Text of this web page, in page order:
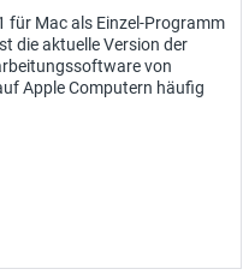
für Mac als Einzel-Programm
die aktuelle Version der
von
Apple Computern häufig